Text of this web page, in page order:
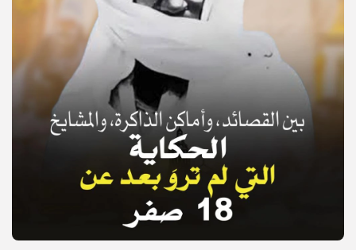
© Copyright 2025, APS